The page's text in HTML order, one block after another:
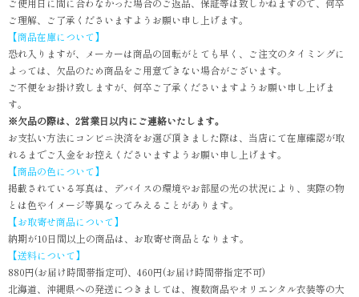
ご理解、ご了承くださいますようお願い申し上げます。
【商品在庫について】
恐れ入りますが、メーカーは商品の回転がとても早く、ご注文のタイミングに
よっては、欠品のため商品をご用意できない場合がございます。
ご不便をお掛け致しますが、何卒ご了承くださいますようお願い申し上げま
す。
※欠品の際は、2営業日以内にご連絡いたします。
お支払い方法にコンビニ決済をお選び頂きました際は、当店にて在庫確認が取
れるまでご入金をお控えくださいますようお願い申し上げます。
【商品の色について】
掲載されている写真は、デバイスの環境やお部屋の光の状況により、実際の物
とは色やイメージ等異なってみえることがあります。
【お取寄せ商品について】
納期が10日間以上の商品は、お取寄せ商品となります。
【送料について】
880円(お届け時間帯指定可)、460円(お届け時間帯指定不可)
北海道、沖縄県への発送につきましては、複数商品やオリエンタル衣装等の大